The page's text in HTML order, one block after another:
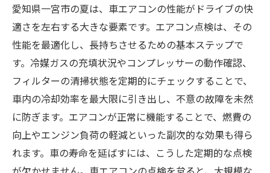
愛知県一宮市の夏は、車エアコンの性能がドライブの快
適さを左右する大きな要素です。エアコン点検は、その
性能を最適化し、長持ちさせるための基本ステップで
す。冷媒ガスの充填状況やコンプレッサーの動作確認、
フィルターの清掃状態を定期的にチェックすることで、
車内の冷却効率を最大限に引き出し、不意の故障を未然
に防ぎます。エアコンが正常に機能することで、燃費の
向上やエンジン負荷の軽減といった副次的な効果も得ら
れます。車の寿命を延ばすには、こうした定期的な点検